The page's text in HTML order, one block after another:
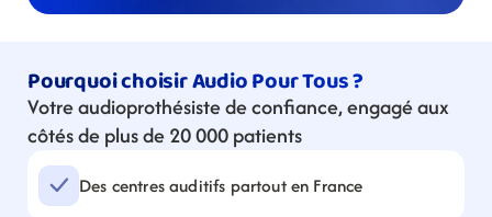
Pourquoi choisir Audio Pour Tous ?
Votre audioprothésiste de confiance, engagé aux
côtés de plus de 20 000 patients
Des centres auditifs partout en France